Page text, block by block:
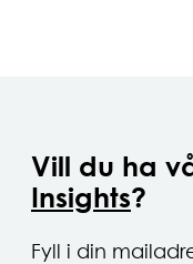
Vill du ha
Insights?
Fyll i din